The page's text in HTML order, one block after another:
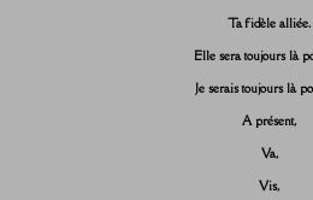
Ta fidèle alliée.
Elle sera toujours là
Je serais toujours là
A présent,
Va,
Vis,